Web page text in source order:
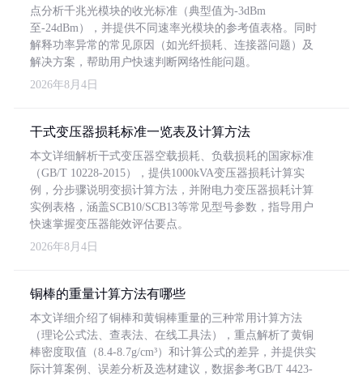
点分析千兆光模块的收光标准（典型值为-3dBm
至-24dBm），并提供不同速率光模块的参考值表格。同时
解释功率异常的常见原因（如光纤损耗、连接器问题）及
解决方案，帮助用户快速判断网络性能问题。
2026年8月4日
干式变压器损耗标准一览表及计算方法
本文详细解析干式变压器空载损耗、负载损耗的国家标准
（GB/T 10228-2015），提供1000kVA变压器损耗计算实
例，分步骤说明变损计算方法，并附电力变压器损耗计算
实例表格，涵盖SCB10/SCB13等常见型号参数，指导用户
快速掌握变压器能效评估要点。
2026年8月4日
铜棒的重量计算方法有哪些
本文详细介绍了铜棒和黄铜棒重量的三种常用计算方法
（理论公式法、查表法、在线工具法），重点解析了黄铜
棒密度取值（8.4-8.7g/cm³）和计算公式的差异，并提供实
际计算案例、误差分析及选材建议，数据参考GB/T 4423-